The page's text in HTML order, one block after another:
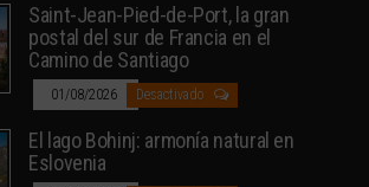
Saint-Jean-Pied-de-Port, la gran
postal del sur de Francia en el
Camino de Santiago
01/08/2026 Desactivado
El lago Bohinj: armonía natural en
Eslovenia